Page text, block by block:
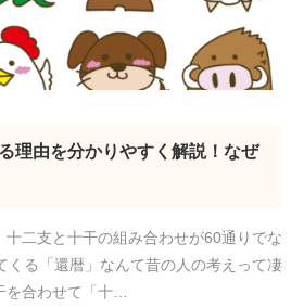
理由を分かりやすく解説！なぜ
二支と十干の組み合わせが60通りでな
くる「還暦」なんて昔の人の考えって凄
を合わせて「十…